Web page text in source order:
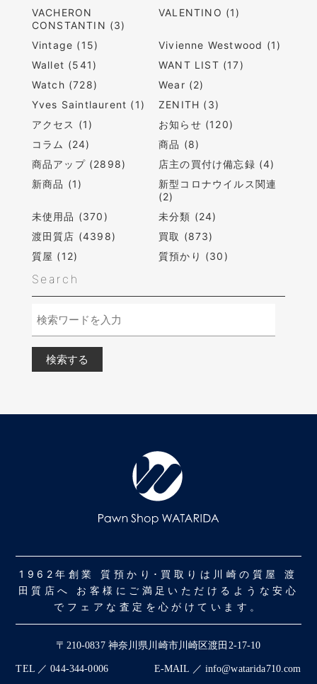
VACHERON
CONSTANTIN (3)
VALENTINO (1)
Vintage (15)
Vivienne Westwood (1)
Wallet (541)
WANT LIST (17)
Watch (728)
Wear (2)
Yves Saintlaurent (1)
ZENITH (3)
アクセス (1)
お知らせ (120)
コラム (24)
商品 (8)
商品アップ (2898)
店主の買付け備忘録 (4)
新商品 (1)
新型コロナウイルス関連
(2)
未使用品 (370)
未分類 (24)
渡田質店 (4398)
買取 (873)
質屋 (12)
質預かり (30)
Search
1962年創業 質預かり･買取りは川崎の質屋 渡
田質店へ お客様にご満足いただけるような安心
でフェアな査定を心がけています。
〒210-0837 神奈川県川崎市川崎区渡田2-17-10
TEL ／ 044-344-0006 E-MAIL ／ info@watarida710.com